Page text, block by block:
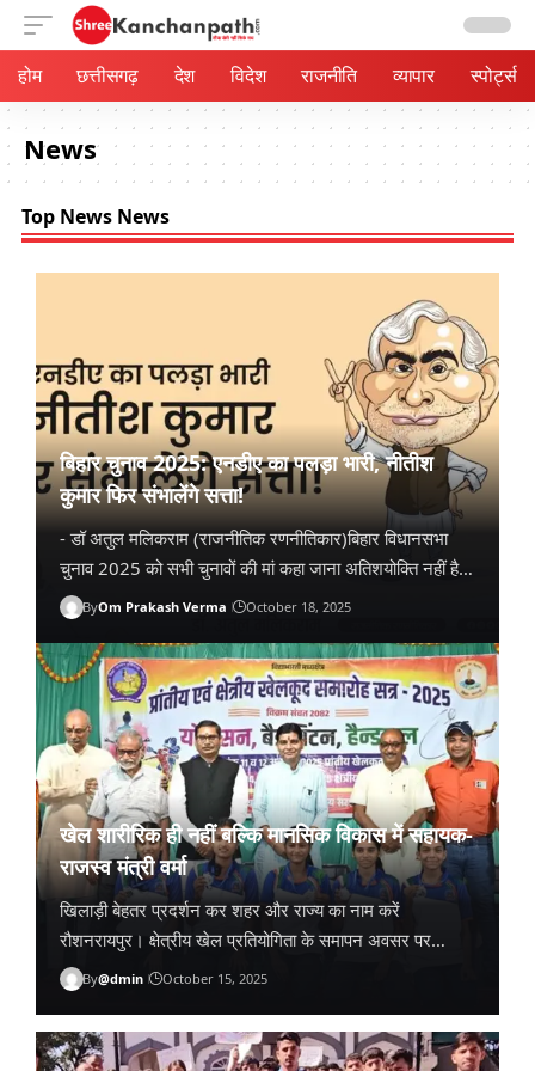
होम छत्तीसगढ़ देश विदेश राजनीति व्यापार स्पोर्ट्स
News
Top News News
बिहार चुनाव 2025: एनडीए का पलड़ा भारी, नीतीश
कुमार फिर संभालेंगे सत्ता!
- डॉ अतुल मलिकराम (राजनीतिक रणनीतिकार)बिहार विधानसभा
चुनाव 2025 को सभी चुनावों की मां कहा जाना अतिशयोक्ति नहीं है।
243 सीटों वाले इस महायुद्ध में न सिर्फ केंद्रीय सत्ता का…
ByOm Prakash Verma October 18, 2025
खेल शारीरिक ही नहीं बल्कि मानसिक विकास में सहायक-
राजस्व मंत्री वर्मा
खिलाड़ी बेहतर प्रदर्शन कर शहर और राज्य का नाम करें
रौशनरायपुर। क्षेत्रीय खेल प्रतियोगिता के समापन अवसर पर
राजस्व मंत्री टंक राम वर्मा ने प्रतिभागी विद्यार्थियों का उत्साहवर्धन
करते हुए…
By@dmin October 15, 2025